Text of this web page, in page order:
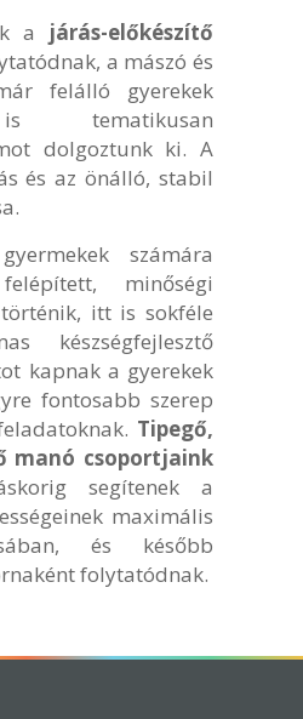
a járás-előkészítő
a mászó és
felálló gyerekek
tematikusan
dolgoztunk ki. A
és az önálló, stabil
számára
minőségi
itt is sokféle
készségfejlesztő
kapnak a gyerekek
fontosabb szerep
Tipegő,
manó csoportjaink
segítenek a
maximális
és később
folytatódnak.